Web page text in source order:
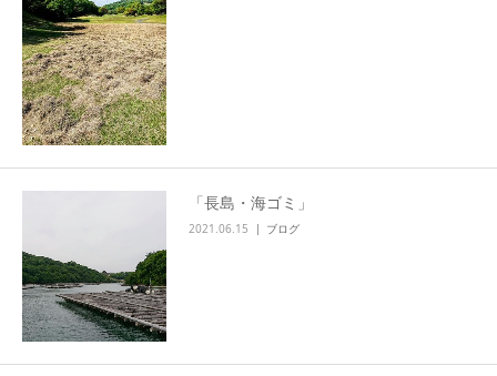
「長島・海ゴミ」
2021.06.15 ブログ